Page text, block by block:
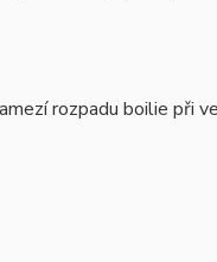
rozpadu boilie při